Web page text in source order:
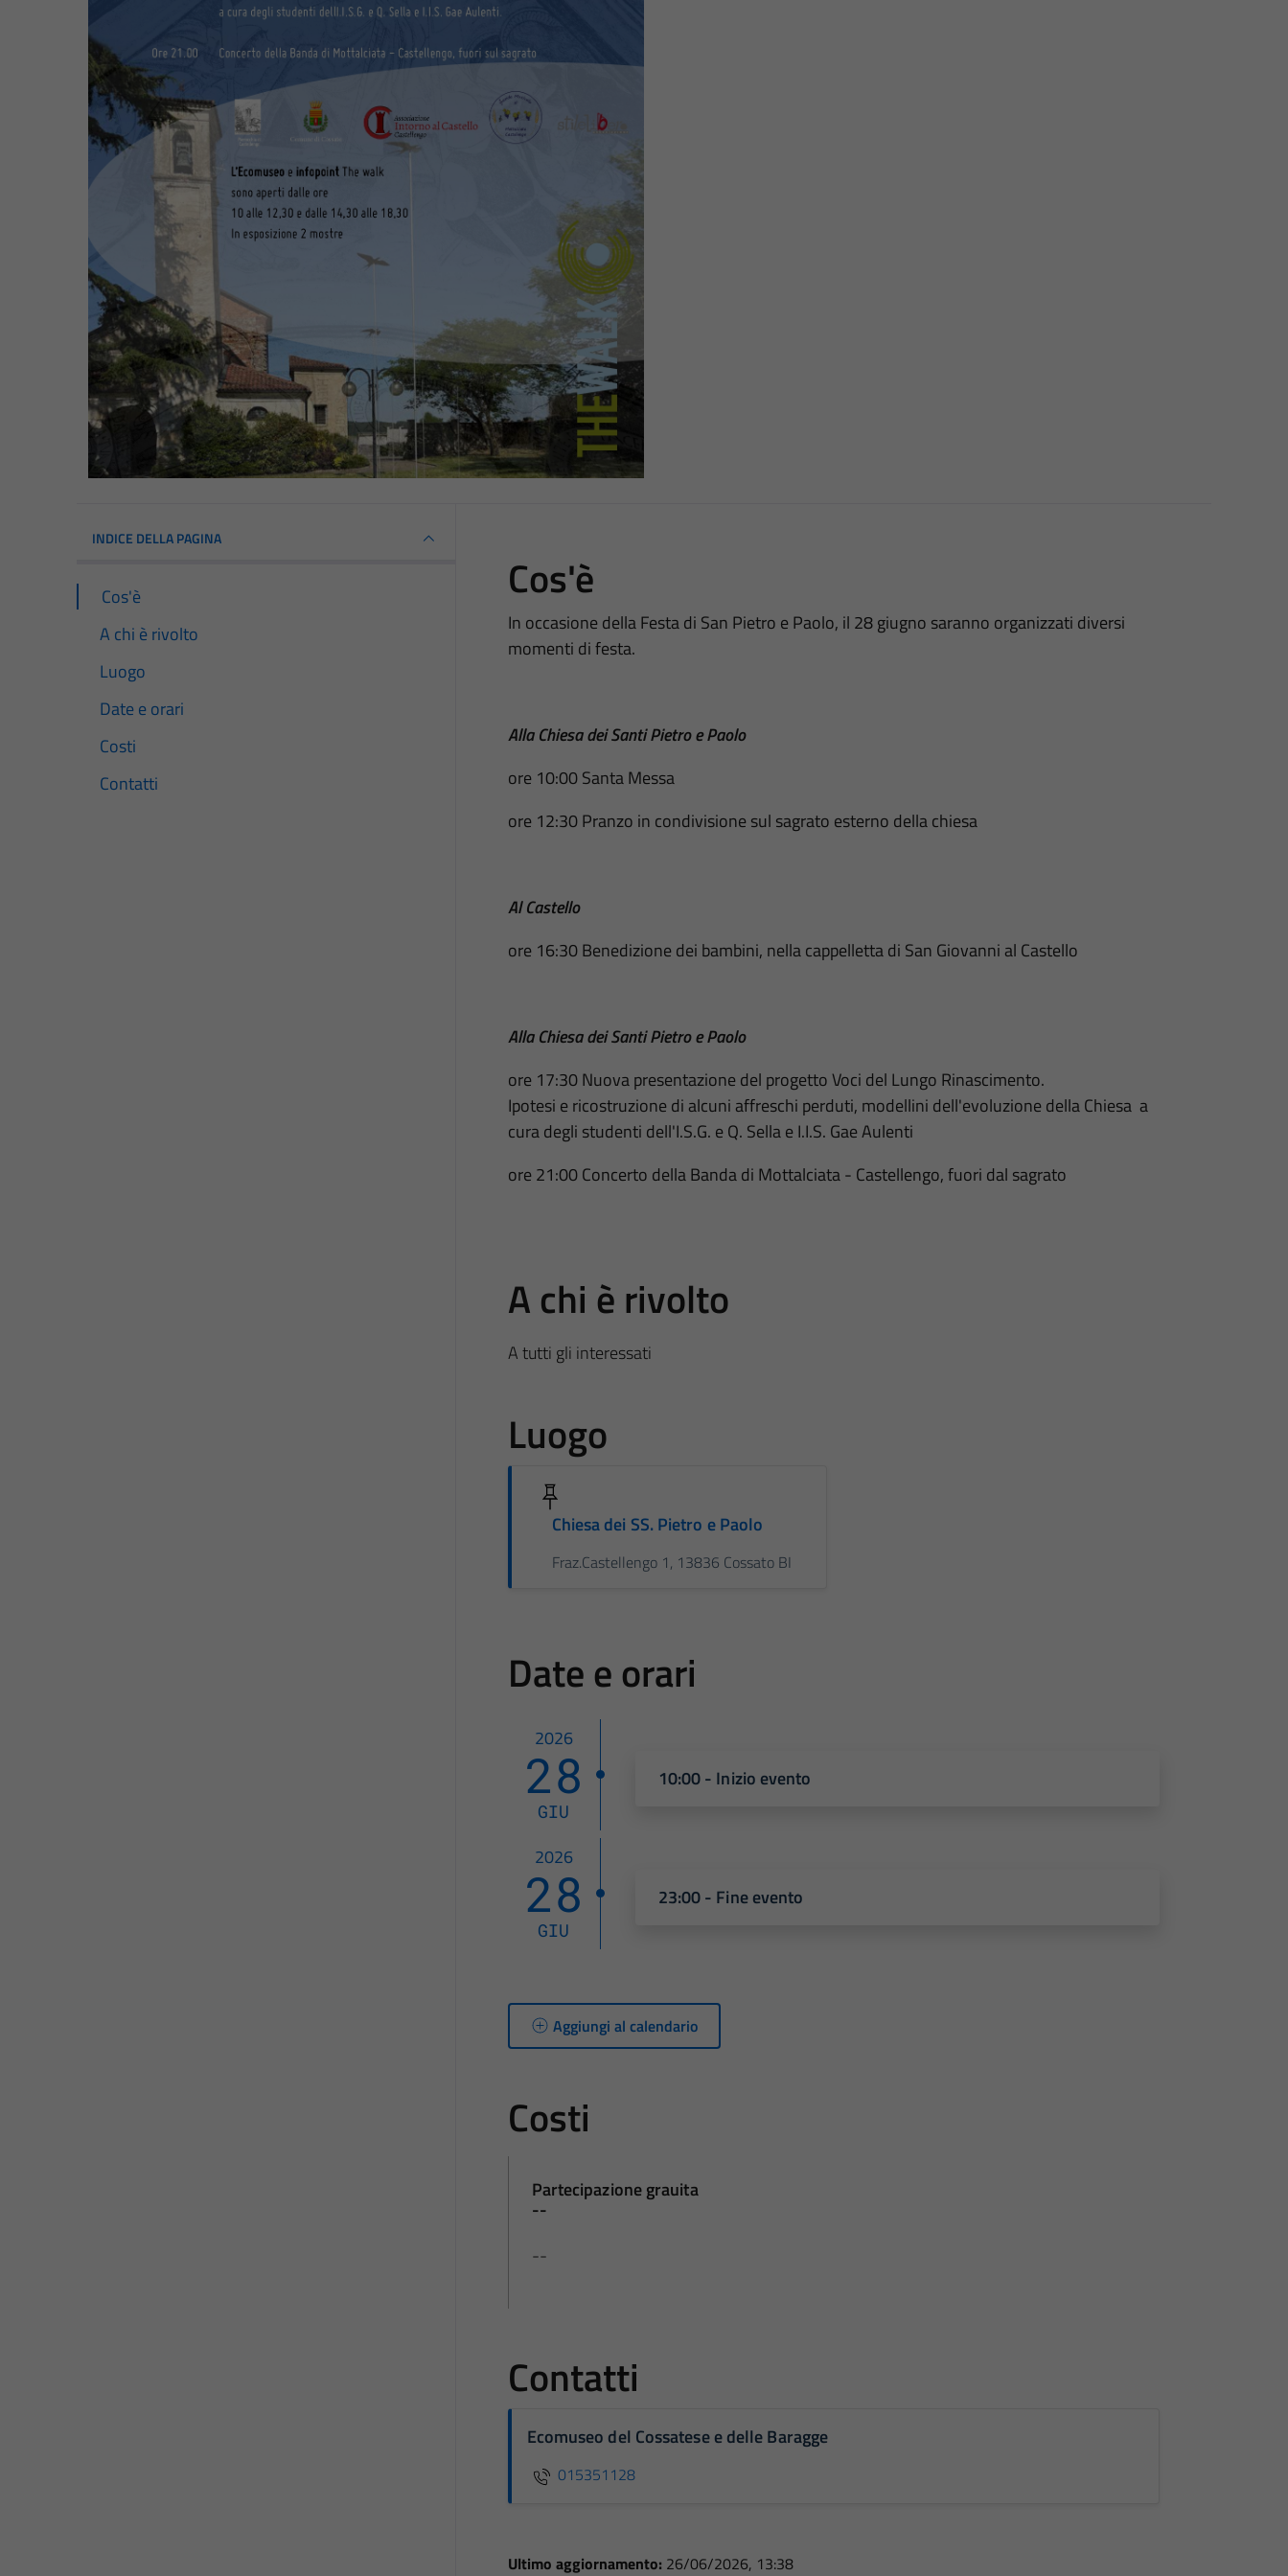
INDICE DELLA PAGINA
Cos'è
A chi è rivolto
Luogo
Date e orari
Costi
Contatti
Cos'è
In occasione della Festa di San Pietro e Paolo, il 28 giugno saranno organizzati diversi
momenti di festa.
Alla Chiesa dei Santi Pietro e Paolo
ore 10:00 Santa Messa
ore 12:30 Pranzo in condivisione sul sagrato esterno della chiesa
Al Castello
ore 16:30 Benedizione dei bambini, nella cappelletta di San Giovanni al Castello
Alla Chiesa dei Santi Pietro e Paolo
ore 17:30 Nuova presentazione del progetto Voci del Lungo Rinascimento.
Ipotesi e ricostruzione di alcuni affreschi perduti, modellini dell'evoluzione della Chiesa a
cura degli studenti dell'I.S.G. e Q. Sella e I.I.S. Gae Aulenti
ore 21:00 Concerto della Banda di Mottalciata - Castellengo, fuori dal sagrato
A chi è rivolto
A tutti gli interessati
Luogo
Chiesa dei SS. Pietro e Paolo
Fraz.Castellengo 1, 13836 Cossato BI
Date e orari
2026
28
GIU
10:00 - Inizio evento
2026
28
GIU
23:00 - Fine evento
Aggiungi al calendario
Costi
Partecipazione grauita
--
--
Contatti
Ecomuseo del Cossatese e delle Baragge
015351128
Ultimo aggiornamento: 26/06/2026, 13:38